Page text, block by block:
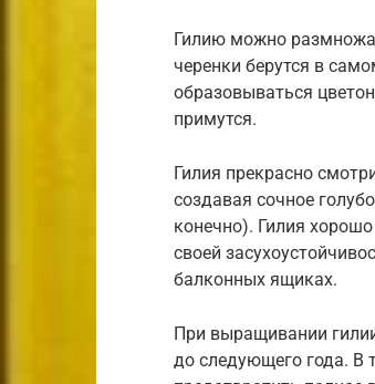
Гилию можно
черенки берутся в
образовываться
примутся.
Гилия прекрасно
создавая сочное
конечно). Гилия
своей
балконных ящиках.
При выращивании
до следующего года. В